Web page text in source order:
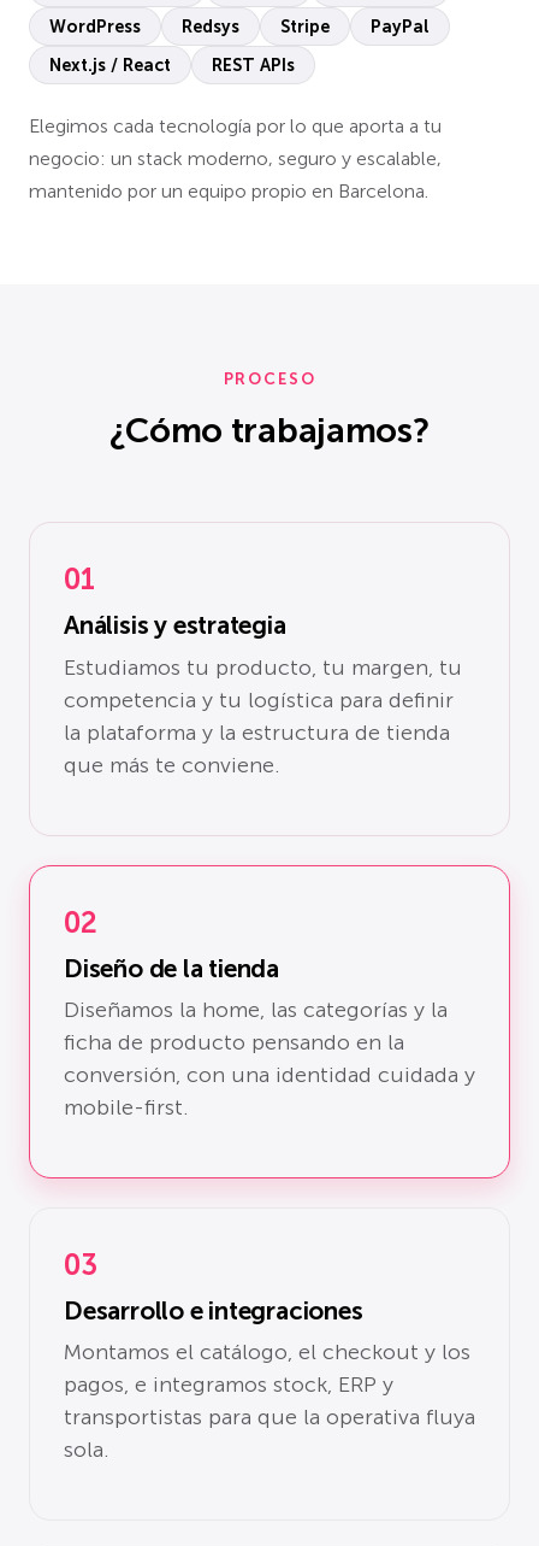
WordPress Redsys Stripe
PayPal
Next.js / React
REST APIs
Elegimos cada tecnología por lo que aporta a tu
negocio: un stack moderno, seguro y escalable,
mantenido por un equipo propio en Barcelona.
PROCESO
¿Cómo trabajamos?
01
Análisis y estrategia
Estudiamos tu producto, tu margen, tu
competencia y tu logística para definir
la plataforma y la estructura de tienda
que más te conviene.
02
Diseño de la tienda
Diseñamos la home, las categorías y la
ficha de producto pensando en la
conversión, con una identidad cuidada y
mobile-first.
03
Desarrollo e integraciones
Montamos el catálogo, el checkout y los
pagos, e integramos stock, ERP y
transportistas para que la operativa fluya
sola.